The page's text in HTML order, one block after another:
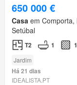
650 000 €
Casa em Comporta,
Setúbal
T2 1
Jardim
Há 21 dias
IDEALISTA.PT